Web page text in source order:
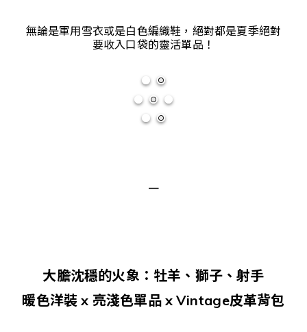
無論是軍用雪衣或是白色編織鞋，絕對都是夏季絕對
要收入口袋的靈活單品！
－
大膽沈穩的火象：牡羊 、獅子 、射手
暖色洋裝 x 亮淺色單品x Vintage皮革背包